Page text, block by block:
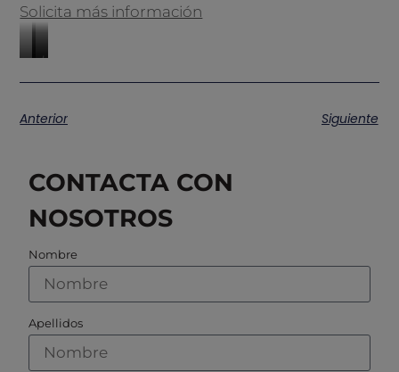
Solicita más información
https://www.elmeq-
motion.es/productos/servomotores-
dc-
https://www.elmeq-
motion.es/marca/faulhaber
https://www.elmeq-
motion.es/productos/brushless-
dc-
polos-
bx4-
bp4-
faulhaber
Anterior Siguiente
CONTACTA CON
NOSOTROS
Nombre
Apellidos